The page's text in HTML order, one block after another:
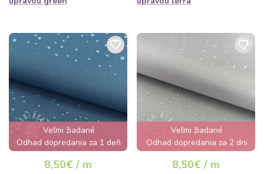
Veľmi žiadané
Odhad dopredania za 1 deň
8,50€ / m
Veľmi žiadané
Odhad dopredania za 2 dni
8,50€ / m